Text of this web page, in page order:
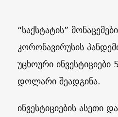
“საქსტატის”
კორონავირუსის
უცხოური
დოლარი შეადგინა.
ინვესტიციების ასეთი